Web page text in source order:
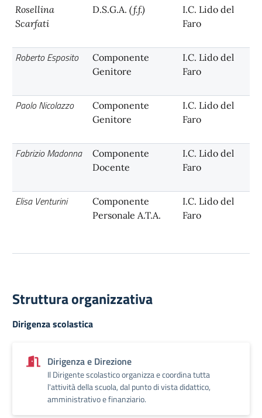
Rosellina
Scarfati
D.S.G.A. (f.f.)
I.C. Lido del
Faro
Roberto Esposito
Componente
Genitore
I.C. Lido del
Faro
Paolo Nicolazzo
Componente
Genitore
I.C. Lido del
Faro
Fabrizio Madonna
Componente
Docente
I.C. Lido del
Faro
Elisa Venturini
Componente
Personale A.T.A.
I.C. Lido del
Faro
Struttura organizzativa
Dirigenza scolastica
Dirigenza e Direzione
Il Dirigente scolastico organizza e coordina tutta
l'attività della scuola, dal punto di vista didattico,
amministrativo e finanziario.